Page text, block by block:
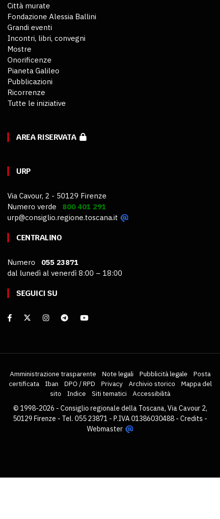
Città murate
Fondazione Alessia Ballini
Grandi eventi
Incontri, libri, convegni
Mostre
Onorificenze
Pianeta Galileo
Pubblicazioni
Ricorrenze
Tutte le iniziative
AREA RISERVATA
URP
Via Cavour, 2 - 50129 Firenze
Numero verde 800 401 291
urp@consiglio.regione.toscana.it
CENTRALINO
Numero 055 23871
dal lunedì al venerdì 8:00 – 18:00
SEGUICI SU
Amministrazione trasparente Note legali Pubblicità legale
Posta
certificata
Iban DPO / RPD Privacy Archivio storico
Mappa del
sito
Indice Siti tematici
Accessibilità
© 1998-2026 - Consiglio regionale della Toscana, Via Cavour 2,
50129 Firenze - Tel. 055 23871 - P.IVA 01386030488 - Credits -
Webmaster